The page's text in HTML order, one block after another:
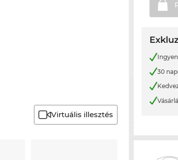
Virtuális illesztés
30